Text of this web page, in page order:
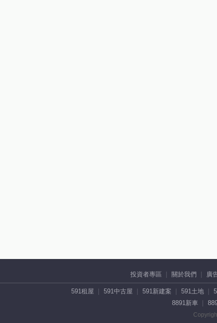
投資者專區 關於我們 廣
591租屋 591中古屋 591新建案 591土地
8891新車